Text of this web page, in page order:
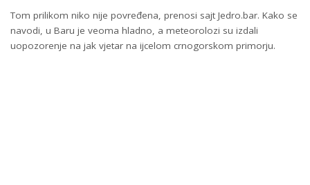
Tom prilikom niko nije povređena, prenosi sajt Jedro.bar. Kako se
navodi, u Baru je veoma hladno, a meteorolozi su izdali
uopozorenje na jak vjetar na ijcelom crnogorskom primorju.